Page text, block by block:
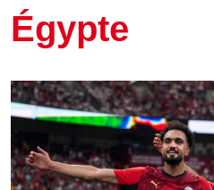
Égypte